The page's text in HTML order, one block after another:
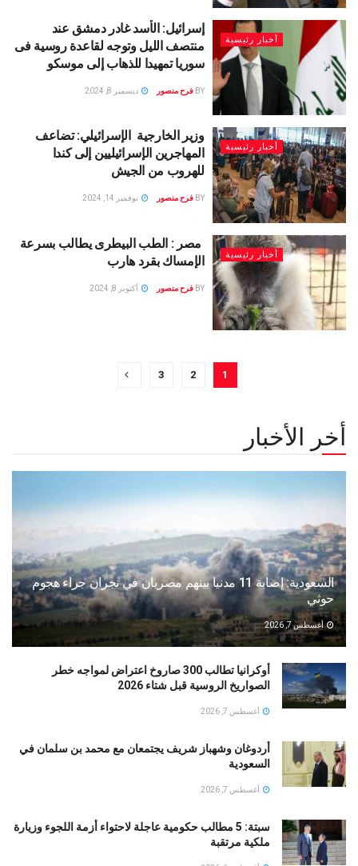
أخبار رئيسية
إسرائيل: الأسد غادر دمشق عند
منتصف الليل وتوجه لقاعدة روسية فى
سوريا تمهيدا للذهاب إلى موسكو
BY فرح منصور ديسمبر 8, 2024
أخبار رئيسية
وزير الخارجية الإسرائيلي: تضاعف
المهاجرين الإسرائيليين إلى كندا
للهروب من الجيش
BY فرح منصور نوفمبر 14, 2024
أخبار رئيسية
مصر : الطب البيطرى يطالب بسرعة
الإمساك بقرد هارب
BY فرح منصور أكتوبر 8, 2024
1
2
3
أخر الأخبار
السعودية: إصابة 11 مدنيا بينهم مصريان في نجران جراء هجوم
حوثي
أغسطس 7, 2026
أوكرانيا تطالب 300 صاروخ اعتراض لمواجه خطر
الصواريخ الروسية قبل شتاء 2026
أغسطس 7, 2026
أردوغان وشهباز شريف يجتمعان مع محمد بن سلمان في
السعودية
أغسطس 7, 2026
سبتة: 5 مطالب حكومية عاجلة لاحتواء أزمة اللجوء وزيارة
ملكية مرتقبة